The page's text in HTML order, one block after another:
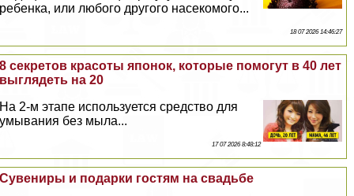
ребенка, или любого другого насекомого...
18 07 2026 14:46:27
8 секретов красоты японок, которые помогут в 40 лет
выглядеть на 20
На 2-м этапе используется средство для
умывания без мыла...
17 07 2026 8:48:12
Сувениры и подарки гостям на свадьбе